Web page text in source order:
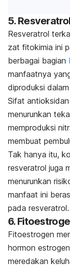
5. Resveratrol
Resveratrol
zat fitokimia ini
berbagai bagian
manfaatnya
diproduksi
Sifat
menurunkan
memproduksi
membuat
Tak hanya itu,
resveratrol juga
menurunkan
manfaat ini
pada resveratrol.
6.
Fitoestrogen
hormon
meredakan